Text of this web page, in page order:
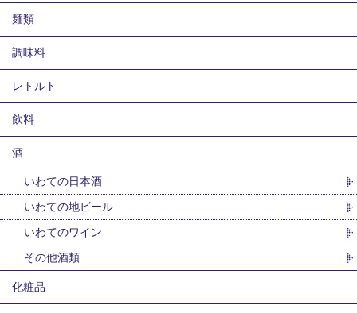
麺類
調味料
レトルト
飲料
酒
いわての日本酒
いわての地ビール
いわてのワイン
その他酒類
化粧品